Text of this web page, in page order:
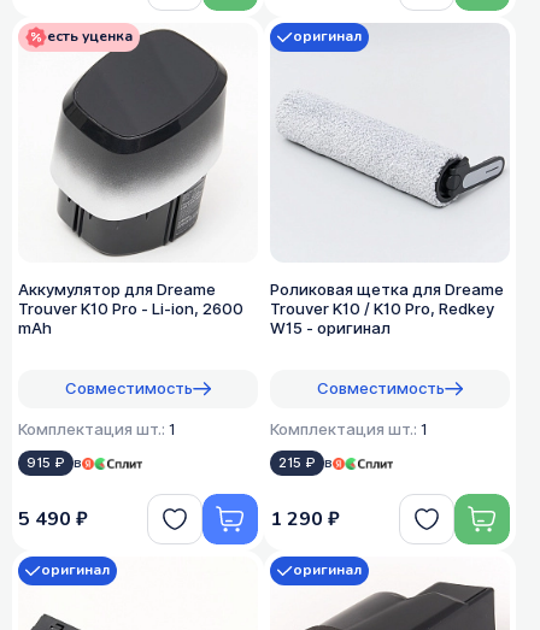
Аккумулятор для Dreame
Trouver K10 Pro - Li-ion, 2600
mAh
Совместимость
Комплектация шт.: 1
915 ₽ в
есть уценка
5 490 ₽
Роликовая щетка для Dreame
Trouver K10 / K10 Pro, Redkey
W15 - оригинал
Совместимость
Комплектация шт.: 1
215 ₽ в
оригинал
1 290 ₽
оригинал оригинал